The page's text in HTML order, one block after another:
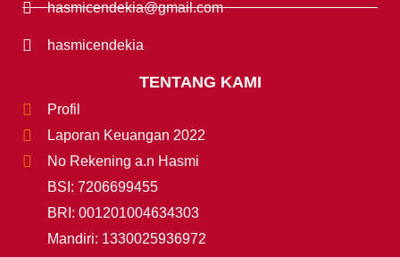
hasmicendekia@gmail.com
hasmicendekia
TENTANG KAMI
Profil
Laporan Keuangan 2022
No Rekening a.n Hasmi
BSI: 7206699455
BRI: 001201004634303
Mandiri: 1330025936972